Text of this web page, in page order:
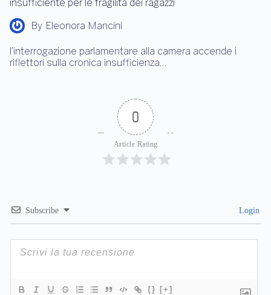
insufficiente per le fragilità dei ragazzi
By Eleonora Mancini
l’interrogazione parlamentare alla camera accende i
riflettori sulla cronica insufficienza…
0
Article Rating
Subscribe Login
{} [+]